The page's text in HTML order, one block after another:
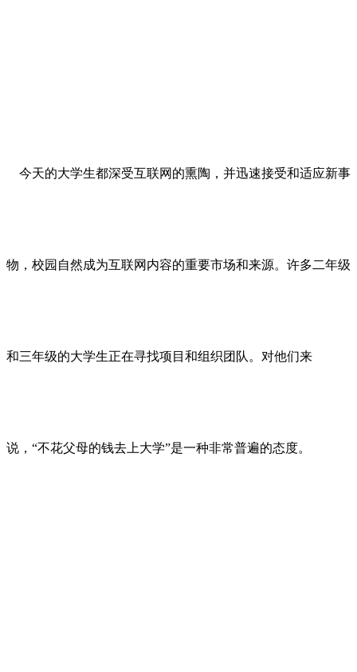
今天的大学生都深受互联网的熏陶，并迅速接受和适应新事
物，校园自然成为互联网内容的重要市场和来源。许多二年级
和三年级的大学生正在寻找项目和组织团队。对他们来
说，“不花父母的钱去上大学”是一种非常普遍的态度。